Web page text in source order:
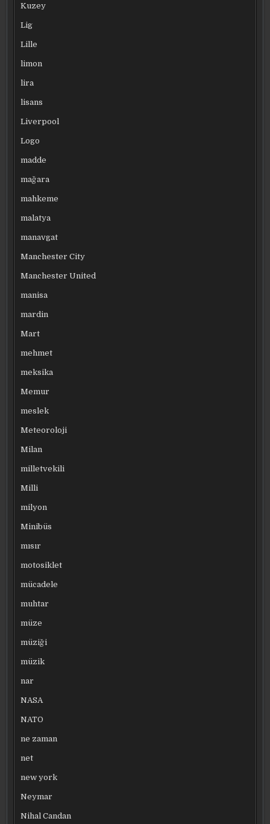
Kuzey
Lig
Lille
limon
lira
lisans
Liverpool
Logo
madde
mağara
mahkeme
malatya
manavgat
Manchester City
Manchester United
manisa
mardin
Mart
mehmet
meksika
Memur
meslek
Meteoroloji
Milan
milletvekili
Milli
milyon
Minibüs
mısır
motosiklet
mücadele
muhtar
müze
müziği
müzik
nar
NASA
NATO
ne zaman
net
new york
Neymar
Nihal Candan